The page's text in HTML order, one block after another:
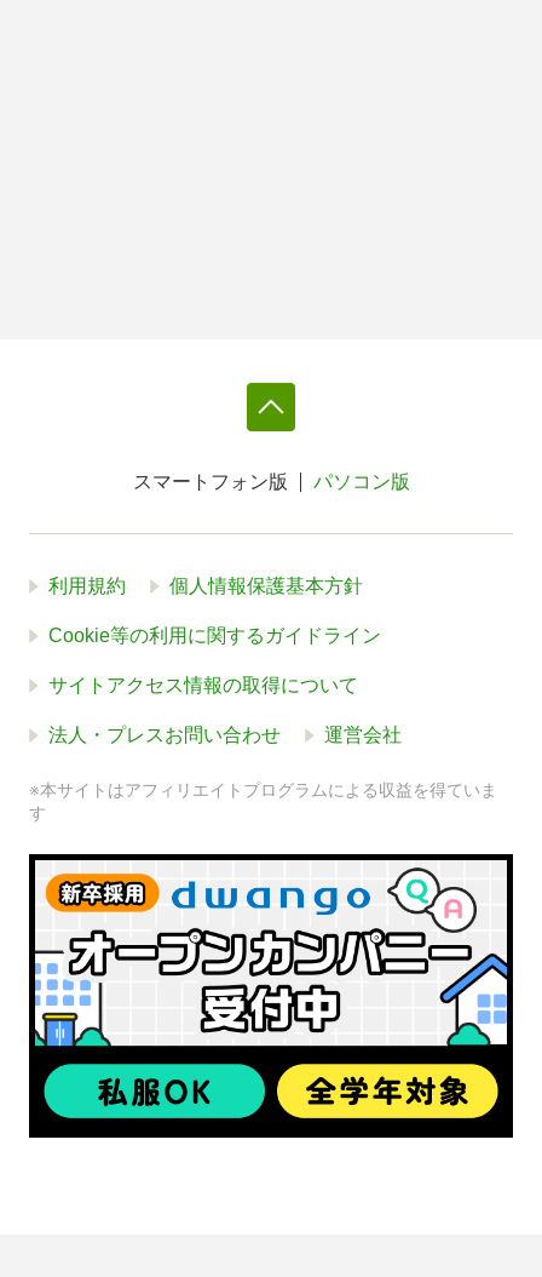
スマートフォン版 パソコン版
利用規約 個人情報保護基本方針
Cookie等の利用に関するガイドライン
サイトアクセス情報の取得について
法人・プレスお問い合わせ 運営会社
※本サイトはアフィリエイトプログラムによる収益を得ていま
す